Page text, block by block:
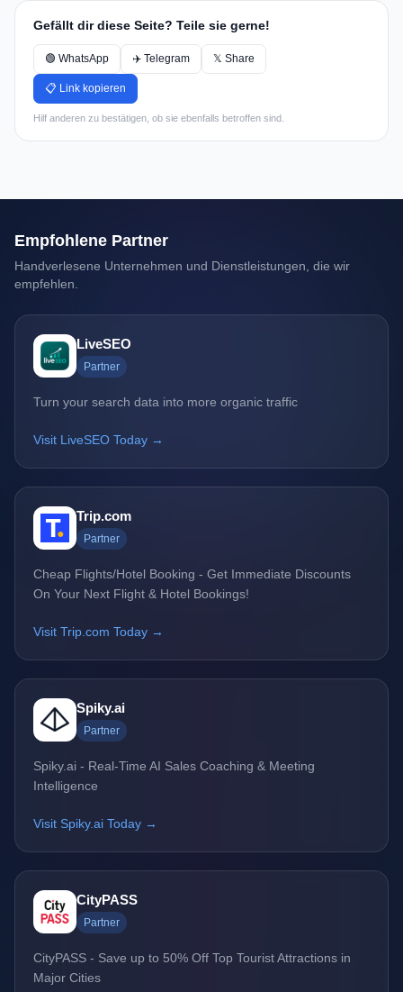
Gefällt dir diese Seite? Teile sie gerne!
🟢 WhatsApp ✈️ Telegram 𝕏 Share
📋 Link kopieren
Hilf anderen zu bestätigen, ob sie ebenfalls betroffen sind.
Empfohlene Partner
Handverlesene Unternehmen und Dienstleistungen, die wir
empfehlen.
LiveSEO
Partner
Turn your search data into more organic traffic
Visit LiveSEO Today →
Trip.com
Partner
Cheap Flights/Hotel Booking - Get Immediate Discounts
On Your Next Flight & Hotel Bookings!
Visit Trip.com Today →
Spiky.ai
Partner
Spiky.ai - Real-Time AI Sales Coaching & Meeting
Intelligence
Visit Spiky.ai Today →
CityPASS
Partner
CityPASS - Save up to 50% Off Top Tourist Attractions in
Major Cities